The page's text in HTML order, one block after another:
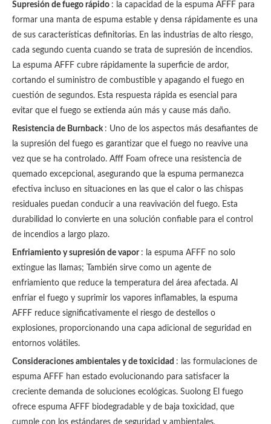
Supresión de fuego rápido : la capacidad de la espuma AFFF para
formar una manta de espuma estable y densa rápidamente es una
de sus características definitorias. En las industrias de alto riesgo,
cada segundo cuenta cuando se trata de supresión de incendios.
La espuma AFFF cubre rápidamente la superficie de ardor,
cortando el suministro de combustible y apagando el fuego en
cuestión de segundos. Esta respuesta rápida es esencial para
evitar que el fuego se extienda aún más y cause más daño.
Resistencia de Burnback : Uno de los aspectos más desafiantes de
la supresión del fuego es garantizar que el fuego no reavive una
vez que se ha controlado. Afff Foam ofrece una resistencia de
quemado excepcional, asegurando que la espuma permanezca
efectiva incluso en situaciones en las que el calor o las chispas
residuales puedan conducir a una reavivación del fuego. Esta
durabilidad lo convierte en una solución confiable para el control
de incendios a largo plazo.
Enfriamiento y supresión de vapor : la espuma AFFF no solo
extingue las llamas; También sirve como un agente de
enfriamiento que reduce la temperatura del área afectada. Al
enfriar el fuego y suprimir los vapores inflamables, la espuma
AFFF reduce significativamente el riesgo de destellos o
explosiones, proporcionando una capa adicional de seguridad en
entornos volátiles.
Consideraciones ambientales y de toxicidad : las formulaciones de
espuma AFFF han estado evolucionando para satisfacer la
creciente demanda de soluciones ecológicas. Suolong El fuego
ofrece espuma AFFF biodegradable y de baja toxicidad, que
cumple con los estándares de seguridad y ambientales,